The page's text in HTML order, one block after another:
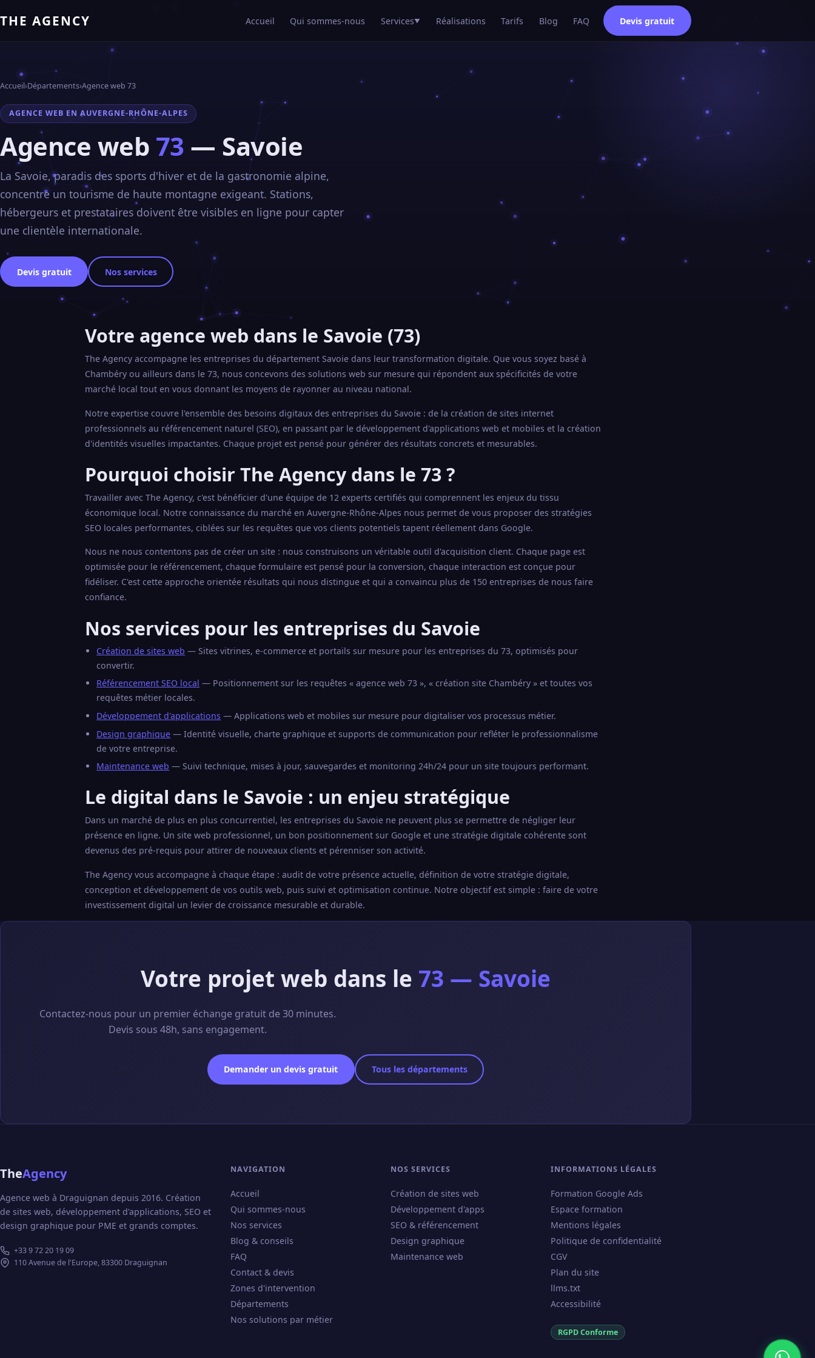
THE AGENCY Accueil Qui sommes-nous Services▼ Réalisations Tarifs Blog FAQ Devis gratuit
Accueil›Départements›Agence web 73
AGENCE WEB EN AUVERGNE-RHÔNE-ALPES
Agence web 73 — Savoie
La Savoie, paradis des sports d'hiver et de la gastronomie alpine,
concentre un tourisme de haute montagne exigeant. Stations,
hébergeurs et prestataires doivent être visibles en ligne pour capter
une clientèle internationale.
Devis gratuit Nos services
Votre agence web dans le Savoie (73)
The Agency accompagne les entreprises du département Savoie dans leur transformation digitale. Que vous soyez basé à
Chambéry ou ailleurs dans le 73, nous concevons des solutions web sur mesure qui répondent aux spécificités de votre
marché local tout en vous donnant les moyens de rayonner au niveau national.
Notre expertise couvre l'ensemble des besoins digitaux des entreprises du Savoie : de la création de sites internet
professionnels au référencement naturel (SEO), en passant par le développement d'applications web et mobiles et la création
d'identités visuelles impactantes. Chaque projet est pensé pour générer des résultats concrets et mesurables.
Pourquoi choisir The Agency dans le 73 ?
Travailler avec The Agency, c'est bénéficier d'une équipe de 12 experts certifiés qui comprennent les enjeux du tissu
économique local. Notre connaissance du marché en Auvergne-Rhône-Alpes nous permet de vous proposer des stratégies
SEO locales performantes, ciblées sur les requêtes que vos clients potentiels tapent réellement dans Google.
Nous ne nous contentons pas de créer un site : nous construisons un véritable outil d'acquisition client. Chaque page est
optimisée pour le référencement, chaque formulaire est pensé pour la conversion, chaque interaction est conçue pour
fidéliser. C'est cette approche orientée résultats qui nous distingue et qui a convaincu plus de 150 entreprises de nous faire
confiance.
Nos services pour les entreprises du Savoie
Création de sites web — Sites vitrines, e-commerce et portails sur mesure pour les entreprises du 73, optimisés pour
convertir.
Référencement SEO local — Positionnement sur les requêtes « agence web 73 », « création site Chambéry » et toutes vos
requêtes métier locales.
Développement d'applications — Applications web et mobiles sur mesure pour digitaliser vos processus métier.
Design graphique — Identité visuelle, charte graphique et supports de communication pour refléter le professionnalisme
de votre entreprise.
Maintenance web — Suivi technique, mises à jour, sauvegardes et monitoring 24h/24 pour un site toujours performant.
Le digital dans le Savoie : un enjeu stratégique
Dans un marché de plus en plus concurrentiel, les entreprises du Savoie ne peuvent plus se permettre de négliger leur
présence en ligne. Un site web professionnel, un bon positionnement sur Google et une stratégie digitale cohérente sont
devenus des pré-requis pour attirer de nouveaux clients et pérenniser son activité.
The Agency vous accompagne à chaque étape : audit de votre présence actuelle, définition de votre stratégie digitale,
conception et développement de vos outils web, puis suivi et optimisation continue. Notre objectif est simple : faire de votre
investissement digital un levier de croissance mesurable et durable.
Votre projet web dans le 73 — Savoie
Contactez-nous pour un premier échange gratuit de 30 minutes.
Devis sous 48h, sans engagement.
Demander un devis gratuit Tous les départements
TheAgency
Agence web à Draguignan depuis 2016. Création
de sites web, développement d'applications, SEO et
design graphique pour PME et grands comptes.
+33 9 72 20 19 09
110 Avenue de l'Europe, 83300 Draguignan
NAVIGATION
Accueil
Qui sommes-nous
Nos services
Blog & conseils
FAQ
Contact & devis
Zones d'intervention
Départements
Nos solutions par métier
NOS SERVICES
Création de sites web
Développement d'apps
SEO & référencement
Design graphique
Maintenance web
INFORMATIONS LÉGALES
Formation Google Ads
Espace formation
Mentions légales
Politique de confidentialité
CGV
Plan du site
llms.txt
Accessibilité
RGPD Conforme